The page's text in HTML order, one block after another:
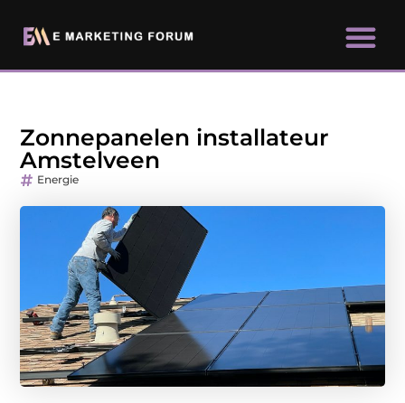
Zonnepanelen installateur
Amstelveen
Energie